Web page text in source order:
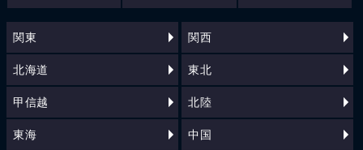
関東 関西
北海道 東北
甲信越 北陸
東海 中国